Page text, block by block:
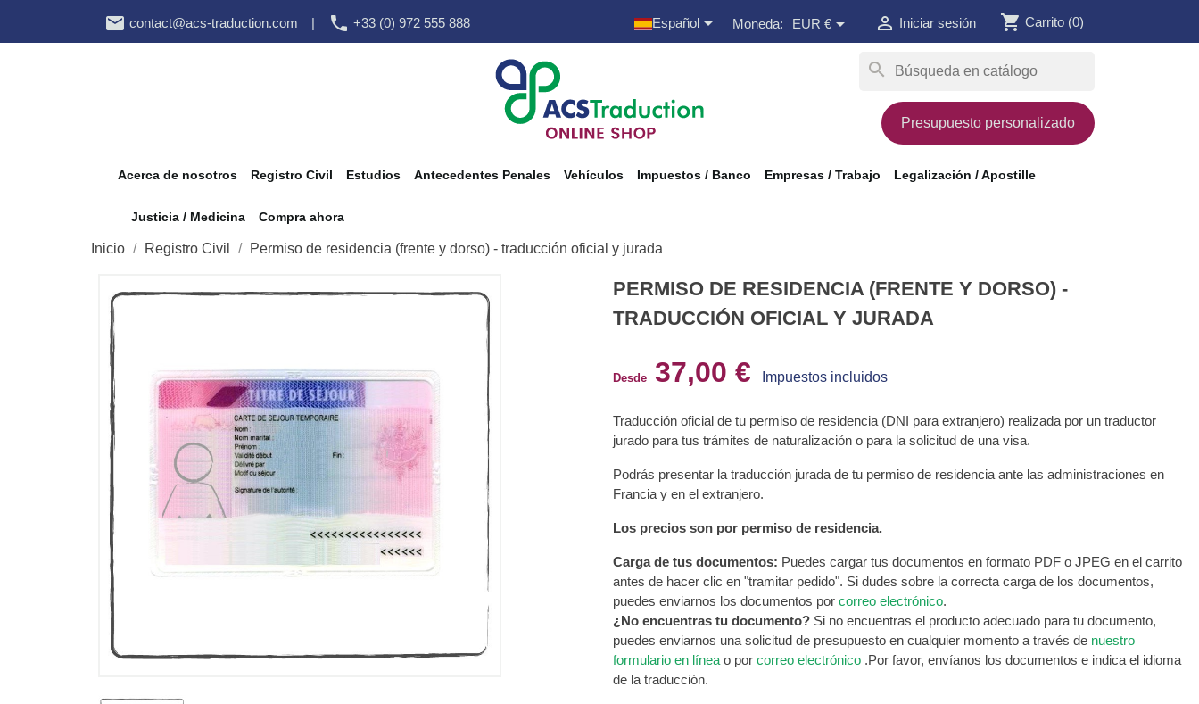
 contact@acs-traduction.com |  +33 (0) 972 555 888 Español Moneda: EUR €  Iniciar sesión shopping_cart Carrito (0)
search
Presupuesto personalizado
Acerca de nosotros Registro Civil Estudios Antecedentes Penales Vehículos Impuestos / Banco Empresas / Trabajo Legalización / Apostille
Justicia / Medicina Compra ahora
Inicio Registro Civil Permiso de residencia (frente y dorso) - traducción oficial y jurada
PERMISO DE RESIDENCIA (FRENTE Y DORSO) -
TRADUCCIÓN OFICIAL Y JURADA
Desde 37,00 € Impuestos incluidos
Traducción oficial de tu permiso de residencia (DNI para extranjero) realizada por un traductor
jurado para tus trámites de naturalización o para la solicitud de una visa.
Podrás presentar la traducción jurada de tu permiso de residencia ante las administraciones en
Francia y en el extranjero.
Los precios son por permiso de residencia.
Carga de tus documentos: Puedes cargar tus documentos en formato PDF o JPEG en el carrito
antes de hacer clic en "tramitar pedido". Si dudes sobre la correcta carga de los documentos,
puedes enviarnos los documentos por correo electrónico.
¿No encuentras tu documento? Si no encuentras el producto adecuado para tu documento,
puedes enviarnos una solicitud de presupuesto en cualquier momento a través de nuestro
formulario en línea o por correo electrónico .Por favor, envíanos los documentos e indica el idioma
de la traducción.